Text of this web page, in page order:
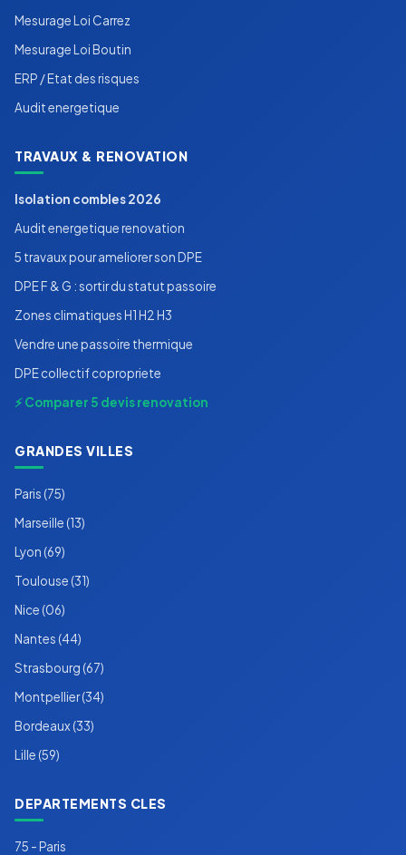
Mesurage Loi Carrez
Mesurage Loi Boutin
ERP / Etat des risques
Audit energetique
TRAVAUX & RENOVATION
Isolation combles 2026
Audit energetique renovation
5 travaux pour ameliorer son DPE
DPE F & G : sortir du statut passoire
Zones climatiques H1 H2 H3
Vendre une passoire thermique
DPE collectif copropriete
⚡ Comparer 5 devis renovation
GRANDES VILLES
Paris (75)
Marseille (13)
Lyon (69)
Toulouse (31)
Nice (06)
Nantes (44)
Strasbourg (67)
Montpellier (34)
Bordeaux (33)
Lille (59)
DEPARTEMENTS CLES
75 - Paris